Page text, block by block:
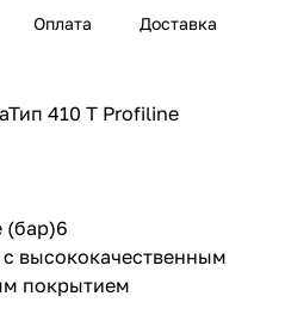
Оплата Доставка
410 T Profiline
(бар)6
высококачественным
покрытием